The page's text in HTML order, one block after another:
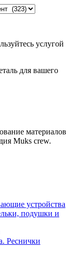
услугой
для вашего
материалов
Muks crew.
устройства
подушки и
Реснички